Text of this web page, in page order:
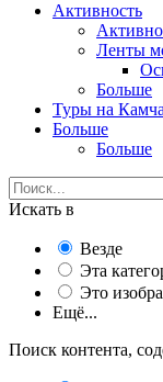
Активность
Ленты
Больше
Туры на
Больше
Больше
Искать в
Везде
Эта
Это
Ещё...
Поиск контента,